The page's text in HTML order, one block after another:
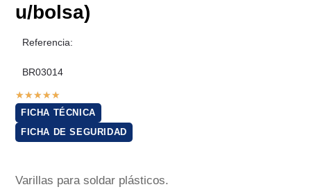
u/bolsa)
Referencia:
BR03014
★★★★★
FICHA TÉCNICA
FICHA DE SEGURIDAD
Varillas para soldar plásticos.